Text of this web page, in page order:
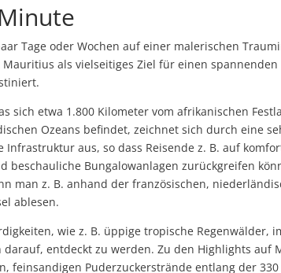
Tage oder Wochen auf einer malerischen
als vielseitiges Ziel für einen
sich etwa 1.800 Kilometer vom afrikanischen
Ozeans befindet, zeichnet sich durch eine
aus, so dass Reisende z. B. auf
beschauliche Bungalowanlagen zurückgreifen
man z. B. anhand der französischen,
ablesen.
wie z. B. üppige tropische Regenwälder,
darauf, entdeckt zu werden. Zu den Highlights auf
feinsandigen Puderzuckerstrände entlang der